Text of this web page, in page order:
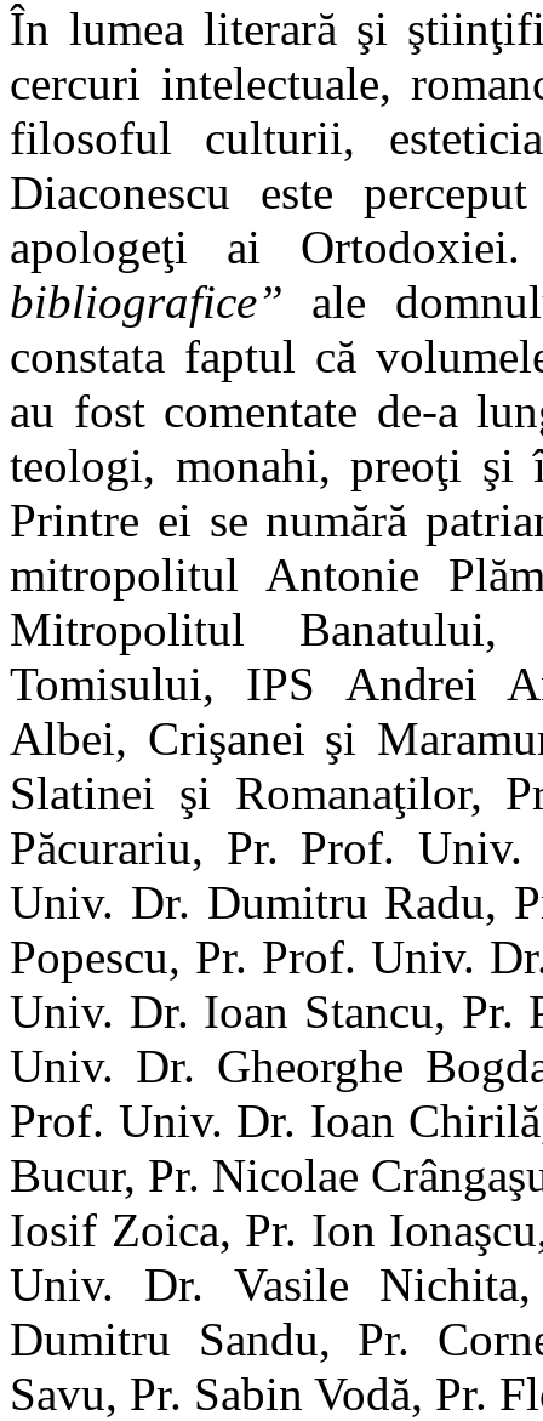
În lumea literară şi
cercuri intelectuale,
filosoful culturii,
Diaconescu este
apologeţi ai
bibliografice” ale
constata faptul că
au fost comentate de-a
teologi, monahi, preoţi şi
Printre ei se numără
mitropolitul Antonie
Mitropolitul Banatului,
Tomisului, IPS Andrei
Albei, Crişanei şi
Slatinei şi Romanaţilor,
Păcurariu, Pr. Prof.
Univ. Dr. Dumitru Radu,
Popescu, Pr. Prof. Univ.
Univ. Dr. Ioan Stancu, Pr.
Univ. Dr. Gheorghe
Prof. Univ. Dr. Ioan
Bucur, Pr. Nicolae
Iosif Zoica, Pr. Ion
Univ. Dr. Vasile
Dumitru Sandu, Pr.
Savu, Pr. Sabin Vodă, Pr.